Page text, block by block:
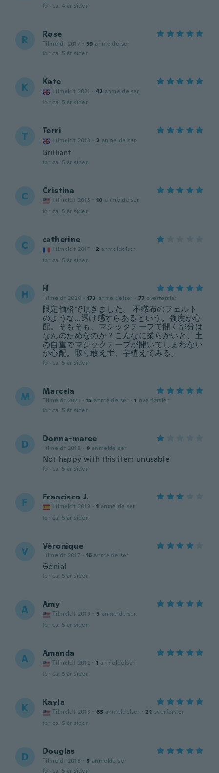
for ca. 4 år siden
R Rose
Tilmeldt 2017 · 59 anmeldelser
for ca. 5 år siden
K Kate
Tilmeldt 2021 · 42 anmeldelser
for ca. 5 år siden
T Terri
Tilmeldt 2018 · 2 anmeldelser
Brilliant
for ca. 5 år siden
C Cristina
Tilmeldt 2015 · 10 anmeldelser
for ca. 5 år siden
C catherine
Tilmeldt 2017 · 2 anmeldelser
for ca. 5 år siden
H H
Tilmeldt 2020 · 173 anmeldelser · 77 overførsler
限定価格で頂きました。 不織布のフェルト
のような...透け感すらあるという。強度が心
配。そもそも、マジックテープで開く部分は
なんのためなのか？こんなに柔らかいと、土
の自重でマジックテープが開いてしまわない
か心配。取り敢えず、芋植えてみる。
for ca. 5 år siden
M Marcela
Tilmeldt 2021 · 15 anmeldelser · 1 overførsler
for ca. 5 år siden
D Donna-maree
Tilmeldt 2018 · 9 anmeldelser
Not happy with this item unusable
for ca. 5 år siden
F Francisco J.
Tilmeldt 2019 · 1 anmeldelser
for ca. 5 år siden
V Véronique
Tilmeldt 2017 · 16 anmeldelser
Génial
for ca. 5 år siden
A Amy
Tilmeldt 2019 · 5 anmeldelser
for ca. 5 år siden
A Amanda
Tilmeldt 2012 · 1 anmeldelser
for ca. 5 år siden
K Kayla
Tilmeldt 2018 · 63 anmeldelser · 21 overførsler
for ca. 5 år siden
D Douglas
Tilmeldt 2018 · 3 anmeldelser
for ca. 5 år siden